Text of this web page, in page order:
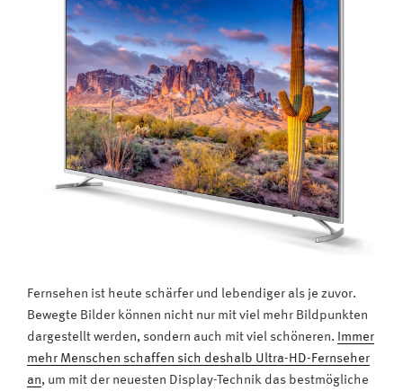
Fernsehen ist heute schärfer und lebendiger als je zuvor.
Bewegte Bilder können nicht nur mit viel mehr Bildpunkten
dargestellt werden, sondern auch mit viel schöneren. Immer
mehr Menschen schaffen sich deshalb Ultra-HD-Fernseher
an, um mit der neuesten Display-Technik das bestmögliche